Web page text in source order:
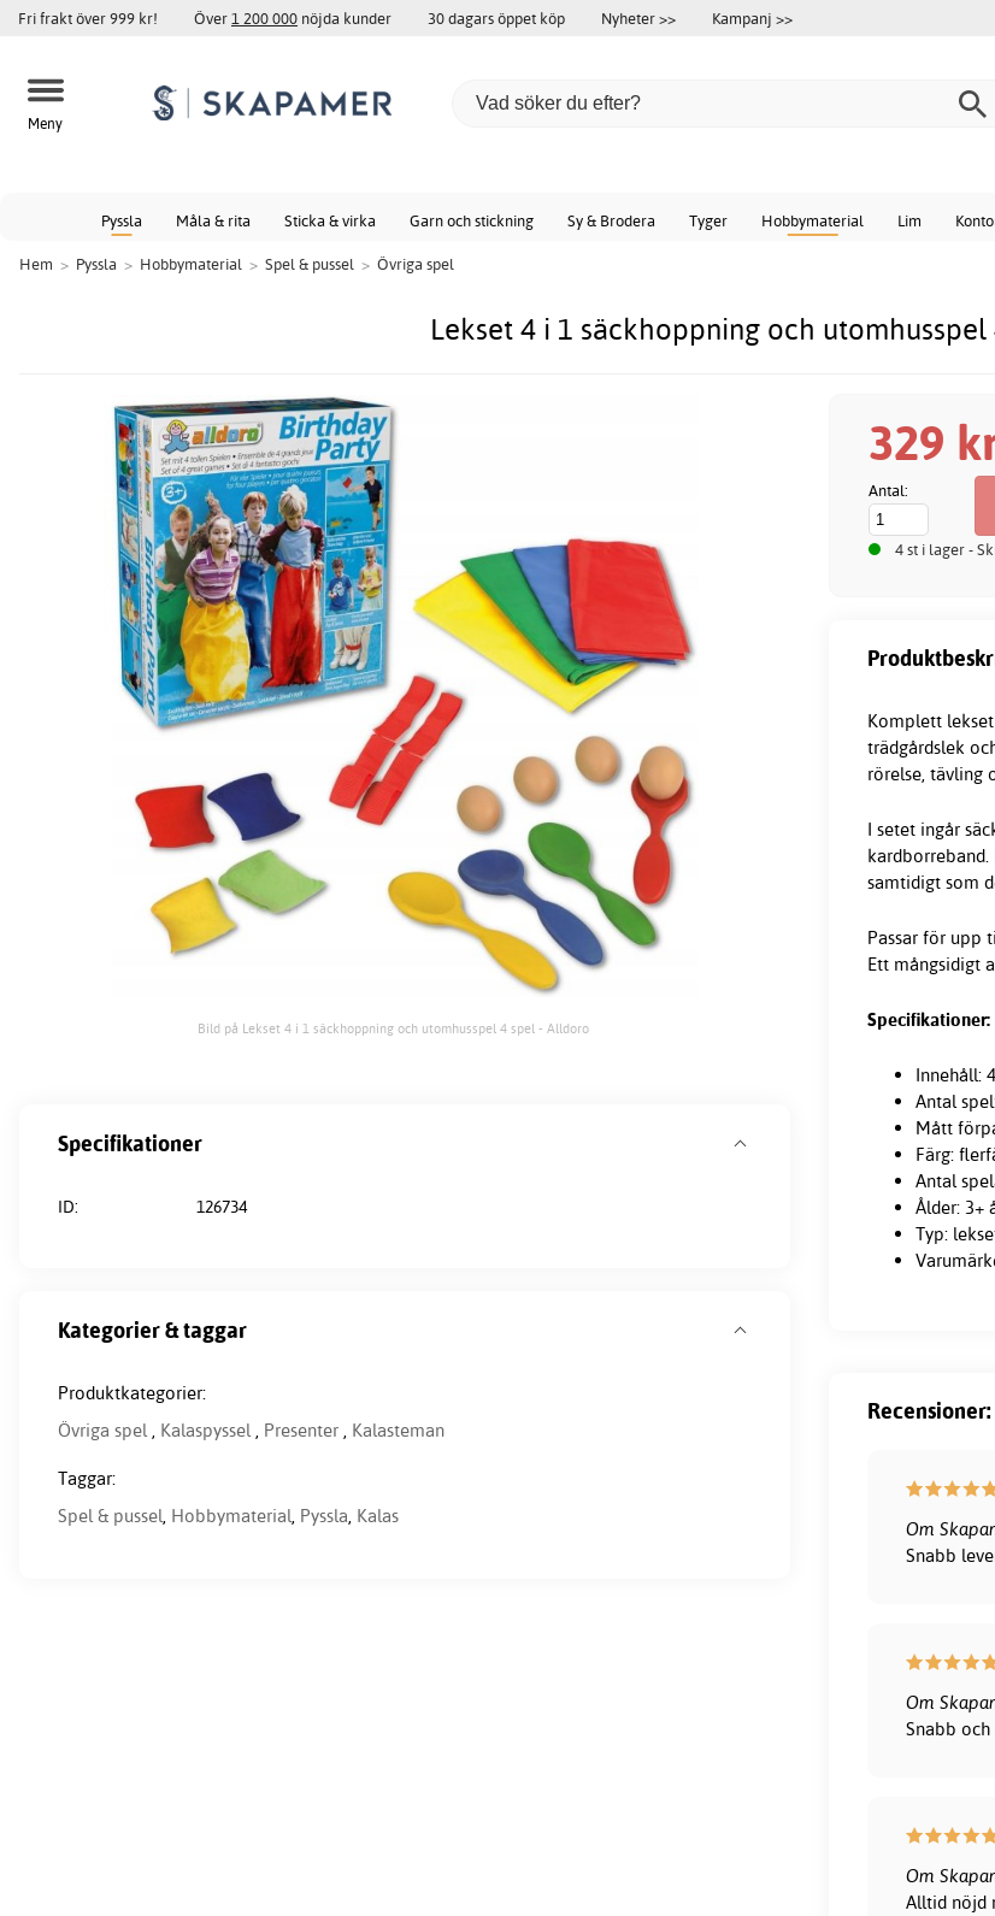
Fri frakt över 999 kr! Över1 200 000 nöjda kunder 30 dagars öppet köp Nyheter >> Kampanj >>
Meny
Pyssla Måla & rita Sticka & virka Garn och stickning Sy & Brodera Tyger Hobbymaterial Lim
Hem > Pyssla > Hobbymaterial > Spel & pussel > Övriga spel
Lekset 4 i 1 säckhoppning och
Bild på Lekset 4 i 1 säckhoppning och utomhusspel 4 spel - Alldoro
329
Antal:
4 st i lager -
Komplett
trädgårdslek
rörelse, tävling
I setet ingår
samtidigt som
Passar för upp
Ett mångsidigt
Specifikationer:
Innehåll:
Antal
Mått
Färg:
Antal
Ålder: 3+
Typ:
Specifikationer
ID: 126734
Kategorier & taggar
Produktkategorier:
Övriga spel , Kalaspyssel , Presenter , Kalasteman
Taggar:
Spel & pussel, Hobbymaterial, Pyssla, Kalas
Om
Snabb
Om
Snabb
Om
Alltid nöjd